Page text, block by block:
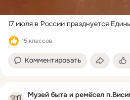
17 июля в России празднуется
15 классов
Комментировать
Музей быта и ремёсел